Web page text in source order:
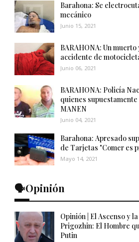
Barahona: Se
mecánico
Junio 15, 2021
BARAHONA: Un
accidente de
Junio 06, 2021
BARAHONA: Policía
quienes
MANEN
Junio 04, 2021
Barahona: Apresado
de Tarjetas "Comer es
Mayo 14, 2021
🗣️Opinión
Opinión | El Ascenso y
Prigozhin: El Hombre
Putin